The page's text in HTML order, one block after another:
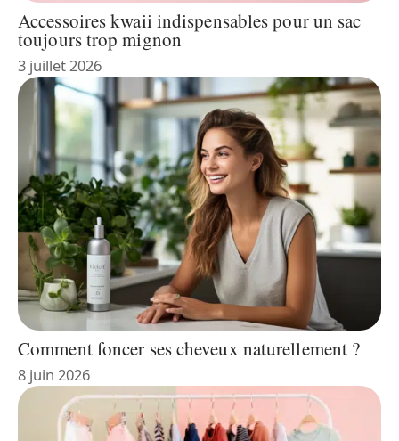
Accessoires kwaii indispensables pour un sac
toujours trop mignon
3 juillet 2026
Comment foncer ses cheveux naturellement ?
8 juin 2026